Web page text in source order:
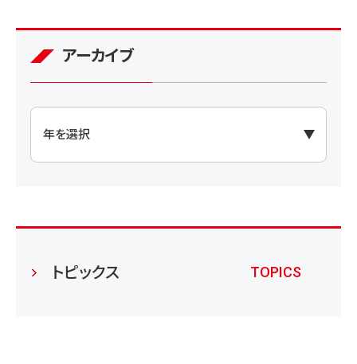
アーカイブ
トピックス TOPICS